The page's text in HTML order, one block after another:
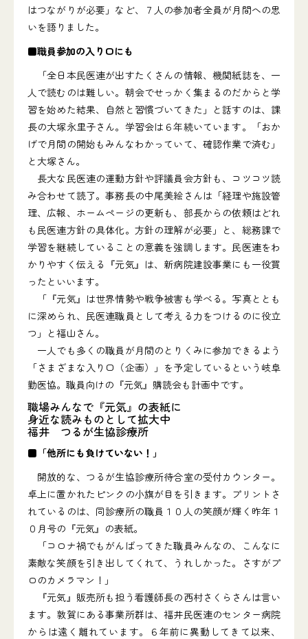
はつながりが必要」など、７人の参加者全員が月間への思
いを語りました。
■職員参加の入り口にも
「全日本民医連が出すたくさんの情報、機関紙誌を、一
人で読むのは難しい。朝会でせっかく集まるのだからと学
習を始めた結果、自然と習慣づいてきた」と話すのは、課
長の大塚永里子さん。学習会は６年続いています。「おか
げで月間の開始もみんなわかっていて、確認作業で済む」
と大塚さん。
長大な民医連の運動方針や評議員会方針も、コツコツ読
み合わせて読了。事務長の中尾美絵さんは「経理や施設管
理、広報、ホームページの更新も、部長からの依頼はどれ
も民医連方針の具体化。方針の理解が必要」と、総務課で
学習を継続していることの意義を強調します。民医連をわ
かりやすく伝える『元気』は、新病院建設事業にも一役買
ったといいます。
「『元気』は世界情勢や戦争被害も学べる。写真ととも
に深められ、民医連職員として考える力をつけるのに役立
つ」と福山さん。
一人でも多くの職員が月間のとりくみに参加できるよう
「さまざまな入り口（企画）」を予定しているという岐阜
勤医協。職員向けの『元気』購読会も計画中です。
職場みんなで『元気』の表紙に
身近な読みものとして拡大中
福井 つるが生協診療所
■「他所にも負けていない！」
開放的な、つるが生協診療所待合室の受付カウンター。
卓上に置かれたピンクの小旗が目を引きます。プリントさ
れているのは、同診療所の職員１０人の笑顔が輝く昨年１
０月号の『元気』の表紙。
「コロナ禍でもがんばってきた職員みんなの、こんなに
素敵な笑顔を引き出してくれて、うれしかった。さすがプ
ロのカメラマン！」
『元気』販売所も担う看護師長の西村さくらさんは言い
ます。敦賀にある事業所群は、福井民医連のセンター病院
からは遠く離れています。６年前に異動してきて以来、